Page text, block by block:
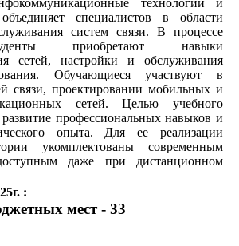
специалистов в области
систем связи. В процессе
приобретают навыки
сетей, настройки и обслуживания
Обучающиеся участвуют в
связи, проектировании мобильных и
сетей. Целью учебного
развитие профессиональных навыков и
опыта. Для ее реализации
укомплектованы современным
даже при дистанционном
:
мест - 33